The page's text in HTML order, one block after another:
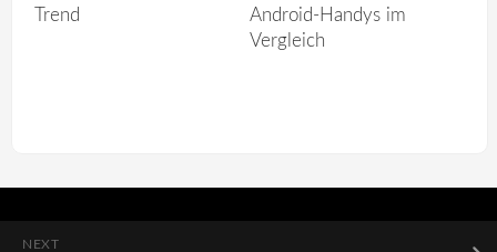
Trend
Android-Handys im
Vergleich
NEXT